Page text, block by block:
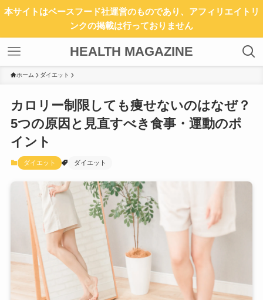
本サイトはベースフード社運営のものであり、アフィリエイトリ
ンクの掲載は行っておりません
HEALTH MAGAZINE
ホーム ダイエット
カロリー制限しても痩せないのはなぜ？
5つの原因と見直すべき食事・運動のポ
イント
ダイエット ダイエット